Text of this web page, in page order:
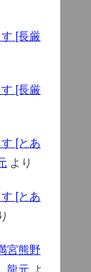
[長厳
[長厳
[とあ
より
[とあ
宮熊野
龍元 よ